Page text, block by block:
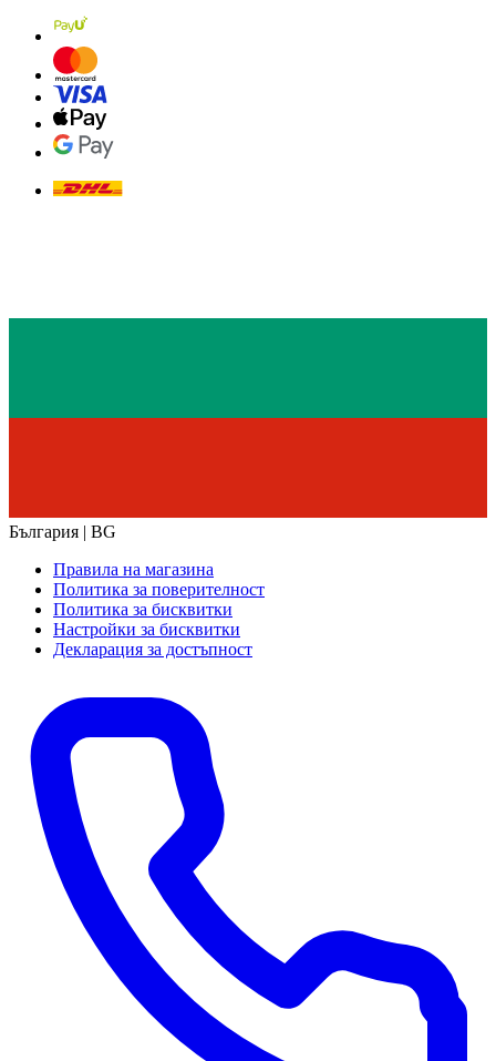
България | BG
Правила на магазина
Политика за поверителност
Политика за бисквитки
Настройки за бисквитки
Декларация за достъпност